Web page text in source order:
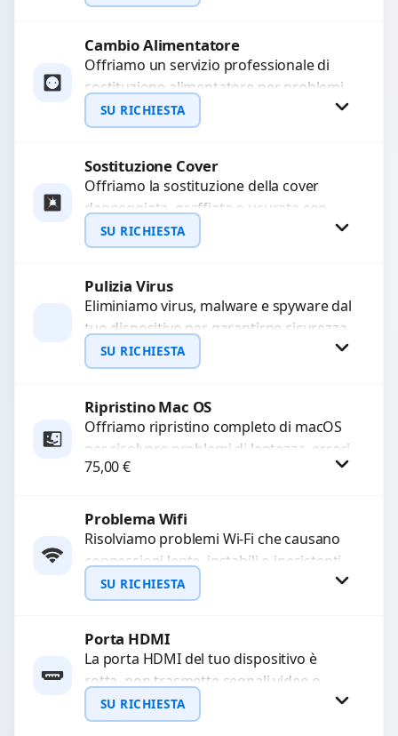
sostituiamo cerniere difettose con
Richiedi Preventivo
WhatsApp
Cambio Alimentatore
Offriamo un servizio professionale di
sostituzione alimentatore per problemi
come alimentatore bruciato, corto
circuito, surriscaldamento, cali di
SU RICHIESTA
Richiedi Preventivo
WhatsApp
Sostituzione Cover
Offriamo la sostituzione della cover
danneggiata, graffiata o usurata con
ricambi di alta qualità e garantiti.
Ripristiniamo l’aspetto estetico e...
SU RICHIESTA
Richiedi Preventivo
WhatsApp
Pulizia Virus
Eliminiamo virus, malware e spyware dal
tuo dispositivo per garantirne sicurezza
e prestazioni ottimali. Eseguiamo una
scansione approfondita e una...
SU RICHIESTA
Richiedi Preventivo
WhatsApp
Ripristino Mac OS
Offriamo ripristino completo di macOS
per risolvere problemi di lentezza, errori
di sistema o malfunzionamenti.
75,00€
Procedi
Problema Wifi
Risolviamo problemi Wi-Fi che causano
connessioni lente, instabili o inesistenti.
Diagnosi approfondita per identificare
guasti hardware o software.
SU RICHIESTA
Richiedi Preventivo
WhatsApp
Porta HDMI
La porta HDMI del tuo dispositivo è
rotta, non trasmette segnali video o
audio? Ripariamo o sostituiamo porte
HDMI con...
SU RICHIESTA